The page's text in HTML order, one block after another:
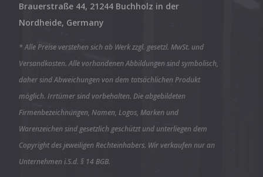
Brauerstraße 44, 21244 Buchholz in der
Nordheide, Germany
* Alle Preise verstehen sich ab Werk zzgl. gesetzl. MwSt. und
Versandkosten. Alle vorhandenen Abbildungen sind symbolisch,
daher sind Abweichungen von dem tatsächlichen Produkt
möglich. Irrtümer sind vorbehalten. Die abgebildeten
Firmenbezeichnungen, Namen, Logos, Marken und
Warenzeichen sind gesetzlich geschützt und unterliegen dem
Copyright des jeweiligen Rechteinhabers. Wir verkaufen nur an
Unternehmen i.S.d. § 14 BGB.